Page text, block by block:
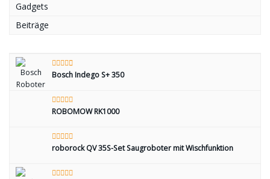
Gadgets
Beiträge
Bosch Indego S+ 350
ROBOMOW RK1000
roborock QV 35S-Set Saugroboter mit Wischfunktion